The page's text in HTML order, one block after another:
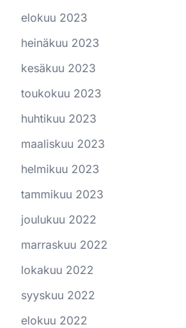
elokuu 2023
heinäkuu 2023
kesäkuu 2023
toukokuu 2023
huhtikuu 2023
maaliskuu 2023
helmikuu 2023
tammikuu 2023
joulukuu 2022
marraskuu 2022
lokakuu 2022
syyskuu 2022
elokuu 2022